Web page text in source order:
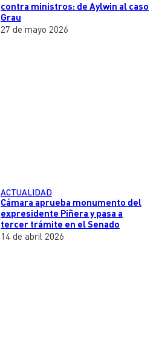
contra ministros: de Aylwin al caso
Grau
27 de mayo 2026
ACTUALIDAD
Cámara aprueba monumento del
expresidente Piñera y pasa a
tercer trámite en el Senado
14 de abril 2026